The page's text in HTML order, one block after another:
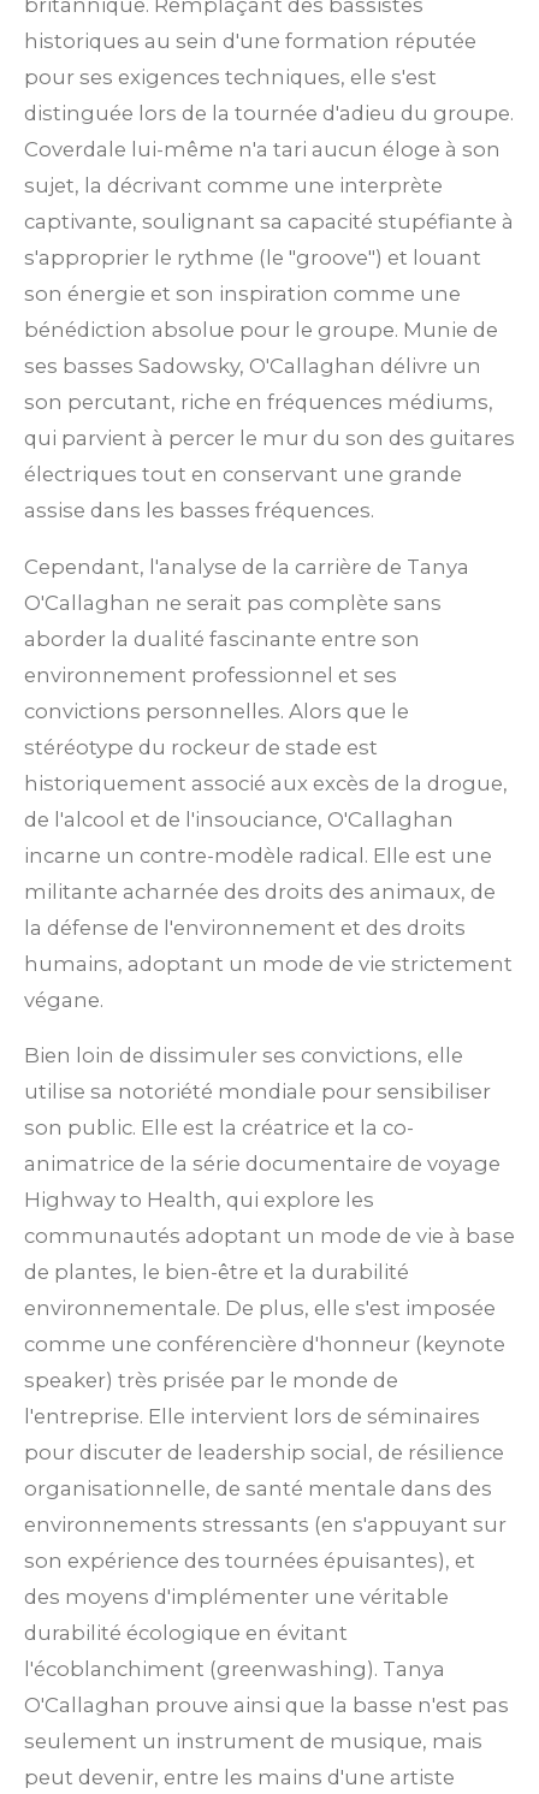
britannique. Remplaçant des bassistes
historiques au sein d'une formation réputée
pour ses exigences techniques, elle s'est
distinguée lors de la tournée d'adieu du groupe.
Coverdale lui-même n'a tari aucun éloge à son
sujet, la décrivant comme une interprète
captivante, soulignant sa capacité stupéfiante à
s'approprier le rythme (le "groove") et louant
son énergie et son inspiration comme une
bénédiction absolue pour le groupe. Munie de
ses basses Sadowsky, O'Callaghan délivre un
son percutant, riche en fréquences médiums,
qui parvient à percer le mur du son des guitares
électriques tout en conservant une grande
assise dans les basses fréquences.
Cependant, l'analyse de la carrière de Tanya
O'Callaghan ne serait pas complète sans
aborder la dualité fascinante entre son
environnement professionnel et ses
convictions personnelles. Alors que le
stéréotype du rockeur de stade est
historiquement associé aux excès de la drogue,
de l'alcool et de l'insouciance, O'Callaghan
incarne un contre-modèle radical. Elle est une
militante acharnée des droits des animaux, de
la défense de l'environnement et des droits
humains, adoptant un mode de vie strictement
végane.
Bien loin de dissimuler ses convictions, elle
utilise sa notoriété mondiale pour sensibiliser
son public. Elle est la créatrice et la co-
animatrice de la série documentaire de voyage
Highway to Health, qui explore les
communautés adoptant un mode de vie à base
de plantes, le bien-être et la durabilité
environnementale. De plus, elle s'est imposée
comme une conférencière d'honneur (keynote
speaker) très prisée par le monde de
l'entreprise. Elle intervient lors de séminaires
pour discuter de leadership social, de résilience
organisationnelle, de santé mentale dans des
environnements stressants (en s'appuyant sur
son expérience des tournées épuisantes), et
des moyens d'implémenter une véritable
durabilité écologique en évitant
l'écoblanchiment (greenwashing). Tanya
O'Callaghan prouve ainsi que la basse n'est pas
seulement un instrument de musique, mais
peut devenir, entre les mains d'une artiste